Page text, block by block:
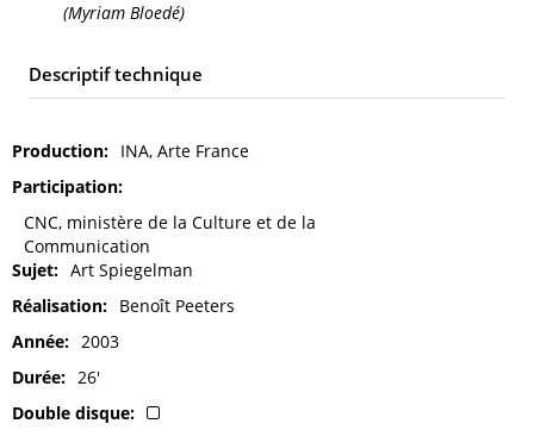
(Myriam Bloedé)
Descriptif technique
Production
INA, Arte France
Participation
CNC, ministère de la Culture et de la
Communication
Sujet
Art Spiegelman
Réalisation
Benoît Peeters
Année
2003
Durée
26'
Double disque